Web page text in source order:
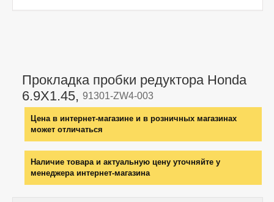
Прокладка пробки редуктора Honda
6.9X1.45, 91301-ZW4-003
Цена в интернет-магазине и в розничных магазинах
может отличаться
Наличие товара и актуальную цену уточняйте у
менеджера интернет-магазина